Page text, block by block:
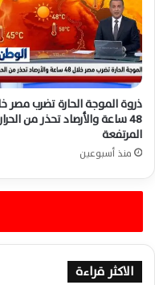
ذروة الموجة الحارة تضرب مصر
48 ساعة والأرصاد تحذر من
المرتفعة
منذ أسبوعين
الاكثر قراءة